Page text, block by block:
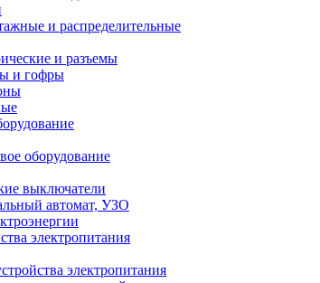
и распределительные
и разъемы
и гофры
оборудование
выключатели
автомат, УЗО
электропитания
электропитания